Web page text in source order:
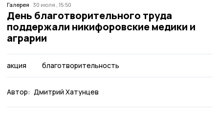
Галерея 30 июля , 15:50
День благотворительного труда
поддержали никифоровские медики и
аграрии
акция благотворительность
Автор: Дмитрий Хатунцев